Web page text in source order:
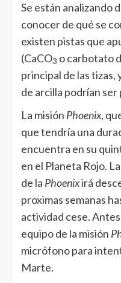
Se están analizando
conocer de qué se
existen pistas que
(CaCO3 o carbotato
principal de las
de arcilla podrían
La misión Phoenix,
que tendría una
encuentra en su
en el Planeta Rojo.
de la Phoenixirá
proximas semanas
actividad cese.
equipo de la misión
micrófono para
Marte.